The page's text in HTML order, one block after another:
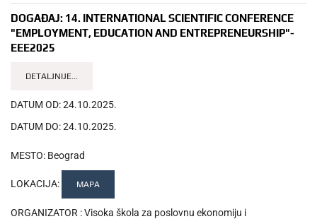
DOGAĐAJ: 14. INTERNATIONAL SCIENTIFIC CONFERENCE
"EMPLOYMENT, EDUCATION AND ENTREPRENEURSHIP"-
EEE2025
DETALJNIJE...
DATUM OD:24.10.2025.
DATUM DO:24.10.2025.
MESTO: Beograd
LOKACIJA: MAPA
ORGANIZATOR :Visoka škola za poslovnu ekonomiju i